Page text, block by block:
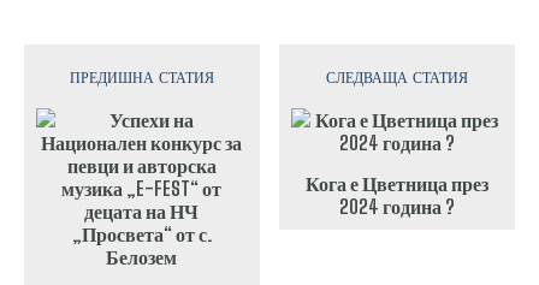
ПРЕДИШНА СТАТИЯ СЛЕДВАЩА СТАТИЯ
Кога е Цветница през
2024 година ?